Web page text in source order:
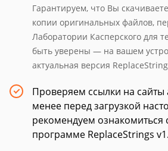
Гарантируем, что Вы
копии оригинальных файлов,
Лаборатории Касперского для
быть уверены — на вашем
актуальная версия
Проверяем ссылки на сайты
менее перед загрузкой
рекомендуем ознакомиться
программе ReplaceStrings